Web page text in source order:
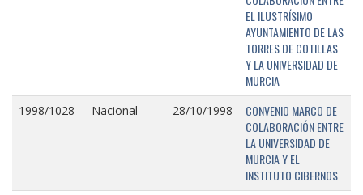
EL ILUSTRÍSIMO
AYUNTAMIENTO DE LAS
TORRES DE COTILLAS
Y LA UNIVERSIDAD DE
MURCIA
1998/1028 Nacional 28/10/1998
CONVENIO MARCO DE
COLABORACIÓN ENTRE
LA UNIVERSIDAD DE
MURCIA Y EL
INSTITUTO CIBERNOS